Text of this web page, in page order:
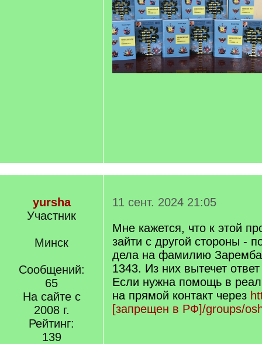
yursha
Участник
Минск
Сообщений:
65
На сайте с
2008 г.
Рейтинг:
139
11 сент. 2024 21:05
Мне кажется, что к этой
зайти с другой стороны -
дела на фамилию
1343. Из них вытечет
Если нужна помощь в
на прямой контакт через
[запрещен в РФ]/groups/